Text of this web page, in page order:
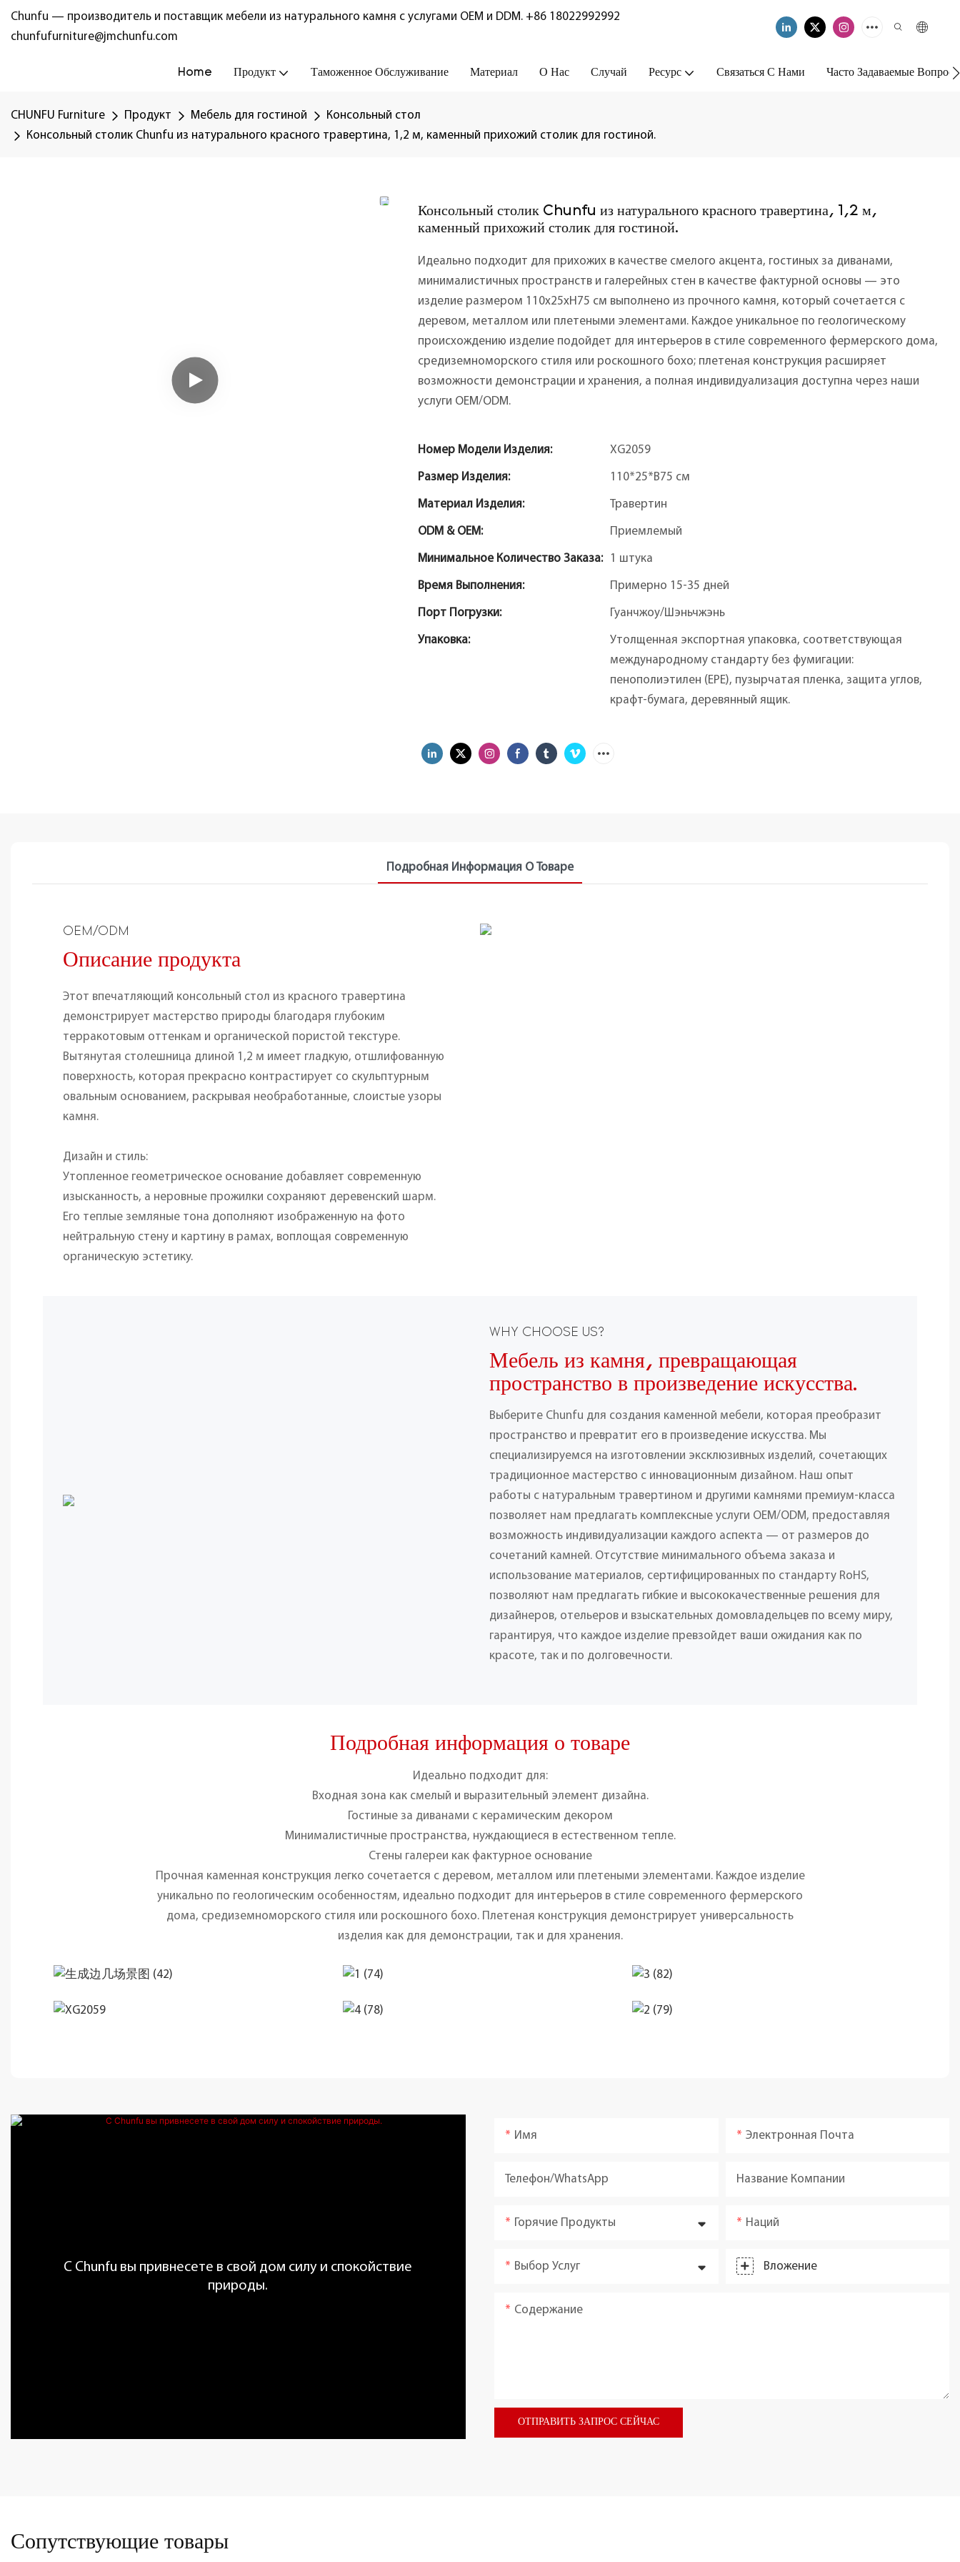
Chunfu — производитель и поставщик мебели из натурального камня с услугами OEM и DDM. +86 18022992992
chunfufurniture@jmchunfu.com
Home Продукт Таможенное Обслуживание Материал О Нас Случай Ресурс Связаться С Нами Часто Задаваемые
CHUNFU Furniture Продукт Мебель для гостиной
Консольный стол
Консольный столик Chunfu из натурального красного травертина, 1,2 м, каменный прихожий столик для гостиной.
Консольный столик Chunfu из натурального красного травертина, 1,2 м,
каменный прихожий столик для гостиной.
Идеально подходит для прихожих в качестве смелого акцента, гостиных за диванами,
минималистичных пространств и галерейных стен в качестве фактурной основы — это
изделие размером 110x25xH75 см выполнено из прочного камня, который сочетается с
деревом, металлом или плетеными элементами. Каждое уникальное по геологическому
происхождению изделие подойдет для интерьеров в стиле современного фермерского дома,
средиземноморского стиля или роскошного бохо; плетеная конструкция расширяет
возможности демонстрации и хранения, а полная индивидуализация доступна через наши
услуги OEM/ODM.
Номер Модели Изделия: XG2059
Размер Изделия: 110*25*В75 см
Материал Изделия: Травертин
ODM & OEM: Приемлемый
Минимальное Количество Заказа: 1 штука
Время Выполнения: Примерно 15-35 дней
Порт Погрузки: Гуанчжоу/Шэньчжэнь
Упаковка:
Утолщенная экспортная упаковка, соответствующая
международному стандарту без фумигации:
пенополиэтилен (EPE), пузырчатая пленка, защита углов,
крафт-бумага, деревянный ящик.
Подробная Информация О Товаре
OEM/ODM
Описание продукта
Этот впечатляющий консольный стол из красного травертина
демонстрирует мастерство природы благодаря глубоким
терракотовым оттенкам и органической пористой текстуре.
Вытянутая столешница длиной 1,2 м имеет гладкую, отшлифованную
поверхность, которая прекрасно контрастирует со скульптурным
овальным основанием, раскрывая необработанные, слоистые узоры
камня.
Дизайн и стиль:
Утопленное геометрическое основание добавляет современную
изысканность, а неровные прожилки сохраняют деревенский шарм.
Его теплые земляные тона дополняют изображенную на фото
нейтральную стену и картину в рамах, воплощая современную
органическую эстетику.
WHY CHOOSE US?
Мебель из камня, превращающая
пространство в произведение искусства.
Выберите Chunfu для создания каменной мебели, которая преобразит
пространство и превратит его в произведение искусства. Мы
специализируемся на изготовлении эксклюзивных изделий, сочетающих
традиционное мастерство с инновационным дизайном. Наш опыт
работы с натуральным травертином и другими камнями премиум-класса
позволяет нам предлагать комплексные услуги OEM/ODM, предоставляя
возможность индивидуализации каждого аспекта — от размеров до
сочетаний камней. Отсутствие минимального объема заказа и
использование материалов, сертифицированных по стандарту RoHS,
позволяют нам предлагать гибкие и высококачественные решения для
дизайнеров, отельеров и взыскательных домовладельцев по всему миру,
гарантируя, что каждое изделие превзойдет ваши ожидания как по
красоте, так и по долговечности.
Подробная информация о товаре
Идеально подходит для:
Входная зона как смелый и выразительный элемент дизайна.
Гостиные за диванами с керамическим декором
Минималистичные пространства, нуждающиеся в естественном тепле.
Стены галереи как фактурное основание
Прочная каменная конструкция легко сочетается с деревом, металлом или плетеными элементами. Каждое изделие
уникально по геологическим особенностям, идеально подходит для интерьеров в стиле современного фермерского
дома, средиземноморского стиля или роскошного бохо. Плетеная конструкция демонстрирует универсальность
изделия как для демонстрации, так и для хранения.
С Chunfu вы привнесете в свой дом силу и спокойствие
природы.
Имя Электронная Почта
Телефон/WhatsApp Название Компании
Горячие Продукты Наций
Выбор Услуг Вложение
Содержание
ОТПРАВИТЬ ЗАПРОС СЕЙЧАС
Сопутствующие товары